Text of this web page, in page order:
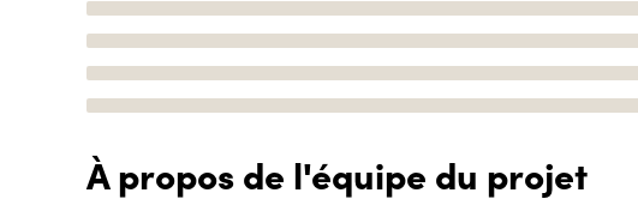
À propos de l'équipe du projet